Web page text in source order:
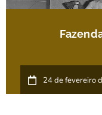
24 de fevereiro